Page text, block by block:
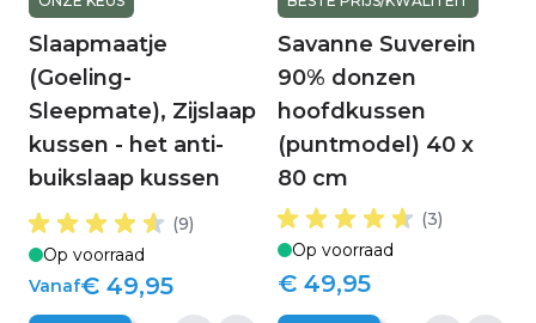
Slaapmaatje
(Goeling-
Sleepmate), Zijslaap
kussen - het anti-
buikslaap kussen
(9)
Op voorraad
Vanaf€ 49,95
Savanne Suverein
90% donzen
hoofdkussen
(puntmodel) 40 x
80 cm
(3)
Op voorraad
€ 49,95